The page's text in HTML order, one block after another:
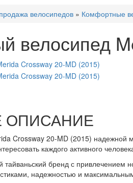
велосипедов » Комфортные
велосипед
ОПИСАНИЕ
Crossway 20-MD (2015) надежной
каждого активного
бренд с привлечением
надежностью и